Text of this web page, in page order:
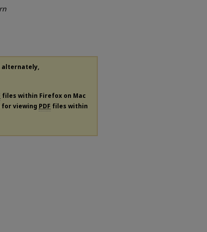
alternately,
files within Firefox on Mac
for viewing PDF files within